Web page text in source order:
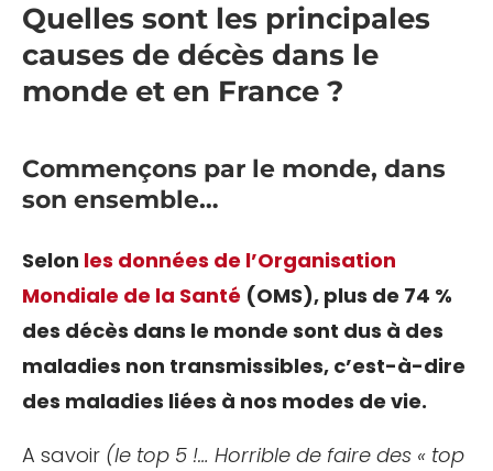
Quelles sont les principales
causes de décès dans le
monde et en France ?
Commençons par le monde, dans
son ensemble…
Selon les données de l’Organisation
Mondiale de la Santé (OMS), plus de 74 %
des décès dans le monde sont dus à des
maladies non transmissibles, c’est-à-dire
des maladies liées à nos modes de vie.
A savoir (le top 5 !… Horrible de faire des « top